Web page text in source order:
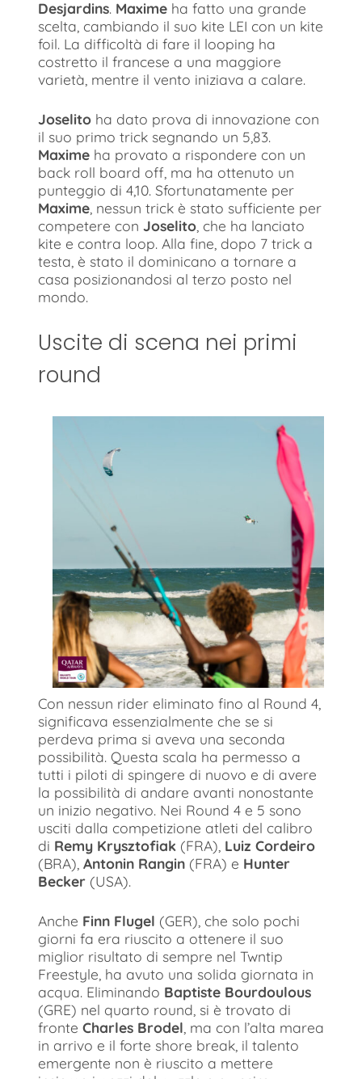
Desjardins. Maxime ha fatto una grande
scelta, cambiando il suo kite LEI con un kite
foil. La difficoltà di fare il looping ha
costretto il francese a una maggiore
varietà, mentre il vento iniziava a calare.
Joselito ha dato prova di innovazione con
il suo primo trick segnando un 5,83.
Maxime ha provato a rispondere con un
back roll board off, ma ha ottenuto un
punteggio di 4,10. Sfortunatamente per
Maxime , nessun trick è stato sufficiente per
competere con Joselito , che ha lanciato
kite e contra loop. Alla fine, dopo 7 trick a
testa, è stato il dominicano a tornare a
casa posizionandosi al terzo posto nel
mondo.
Uscite di scena nei primi
round
Con nessun rider eliminato fino al Round 4,
significava essenzialmente che se si
perdeva prima si aveva una seconda
possibilità. Questa scala ha permesso a
tutti i piloti di spingere di nuovo e di avere
la possibilità di andare avanti nonostante
un inizio negativo. Nei Round 4 e 5 sono
usciti dalla competizione atleti del calibro
di Remy Krysztofiak (FRA), Luiz Cordeiro
(BRA), Antonin Rangin (FRA) e Hunter
Becker (USA).
Anche Finn Flugel (GER), che solo pochi
giorni fa era riuscito a ottenere il suo
miglior risultato di sempre nel Twntip
Freestyle, ha avuto una solida giornata in
acqua. Eliminando Baptiste Bourdoulous
(GRE) nel quarto round, si è trovato di
fronte Charles Brodel , ma con l’alta marea
in arrivo e il forte shore break, il talento
emergente non è riuscito a mettere